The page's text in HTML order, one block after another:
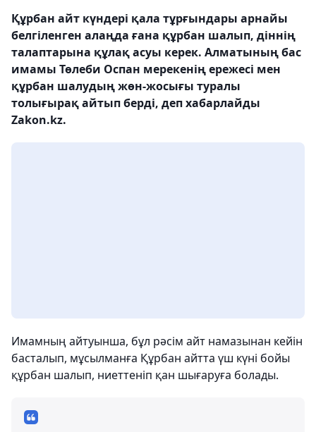
Құрбан айт күндері қала тұрғындары арнайы
белгіленген алаңда ғана құрбан шалып, діннің
талаптарына құлақ асуы керек. Алматының бас
имамы Төлеби Оспан мерекенің ережесі мен
құрбан шалудың жөн-жосығы туралы
толығырақ айтып берді, деп хабарлайды
Zakon.kz.
Имамның айтуынша, бұл рәсім айт намазынан кейін
басталып, мұсылманға Құрбан айтта үш күні бойы
құрбан шалып, ниеттеніп қан шығаруға болады.